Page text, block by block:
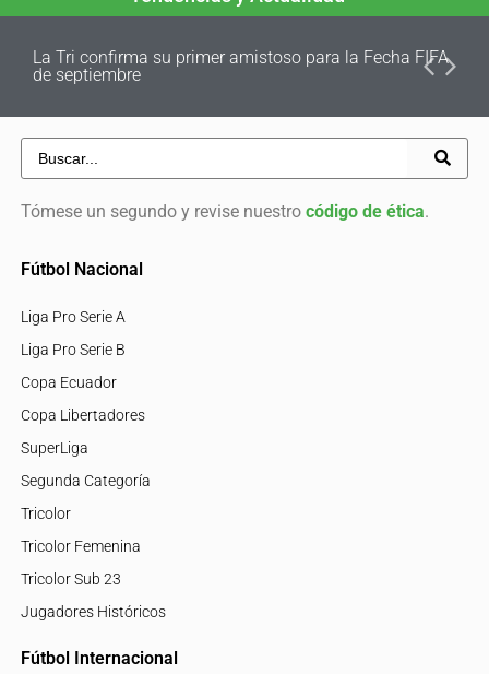
La Tri confirma su primer amistoso para la Fecha FIFA
de septiembre
Tómese un segundo y revise nuestro código de ética.
Fútbol Nacional
Liga Pro Serie A
Liga Pro Serie B
Copa Ecuador
Copa Libertadores
SuperLiga
Segunda Categoría
Tricolor
Tricolor Femenina
Tricolor Sub 23
Jugadores Históricos
Fútbol Internacional